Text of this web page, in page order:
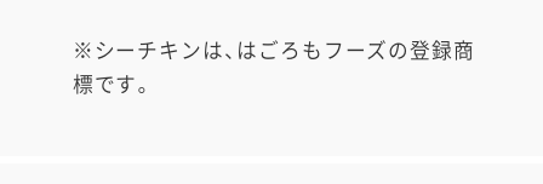
※シーチキンは、はごろもフーズの登録商
標です。